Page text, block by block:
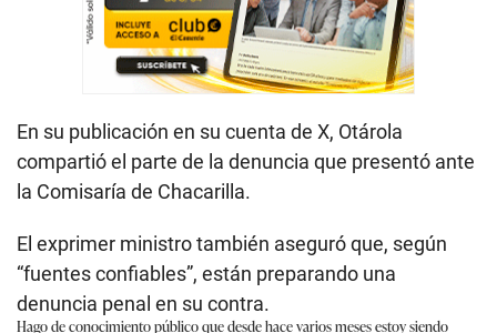
En su publicación en su cuenta de X, Otárola
compartió el parte de la denuncia que presentó ante
la Comisaría de Chacarilla.
El exprimer ministro también aseguró que, según
“fuentes confiables”, están preparando una
denuncia penal en su contra.
Hago de conocimiento público que desde hace varios meses estoy siendo